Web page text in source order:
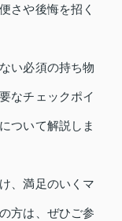
さや後悔を招く
い必須の持ち物
なチェックポイ
ついて解説しま
、満足のいくマ
方は、ぜひご参